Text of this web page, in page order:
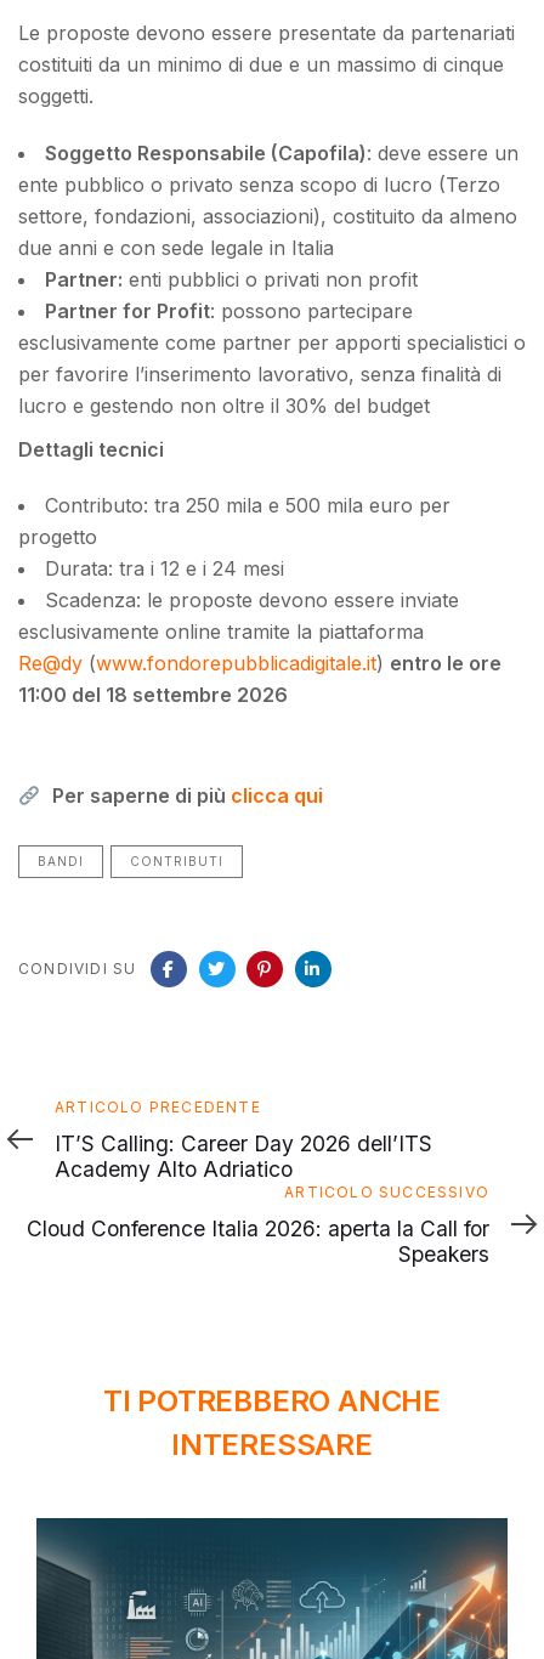
Le proposte devono essere presentate da partenariati
costituiti da un minimo di due e un massimo di cinque
soggetti.
Soggetto Responsabile (Capofila): deve essere un
ente pubblico o privato senza scopo di lucro (Terzo
settore, fondazioni, associazioni), costituito da almeno
due anni e con sede legale in Italia
Partner: enti pubblici o privati non profit
Partner for Profit: possono partecipare
esclusivamente come partner per apporti specialistici o
per favorire l’inserimento lavorativo, senza finalità di
lucro e gestendo non oltre il 30% del budget
Dettagli tecnici
Contributo: tra 250 mila e 500 mila euro per
progetto
Durata: tra i 12 e i 24 mesi
Scadenza: le proposte devono essere inviate
esclusivamente online tramite la piattaforma
Re@dy (www.fondorepubblicadigitale.it) entro le ore
11:00 del 18 settembre 2026
Per saperne di più clicca qui
BANDI CONTRIBUTI
CONDIVIDI SU
Articolo
precedente
ARTICOLO PRECEDENTE
IT’S Calling: Career Day 2026 dell’ITS
Academy Alto Adriatico
successivo
ARTICOLO SUCCESSIVO
Cloud Conference Italia 2026: aperta la Call for
Speakers
TI POTREBBERO ANCHE
INTERESSARE